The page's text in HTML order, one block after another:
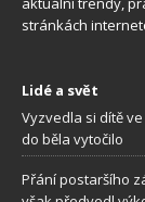
stránkách
Lidé a svět
Vyzvedla si dítě
do běla vytočilo
Přání postaršího